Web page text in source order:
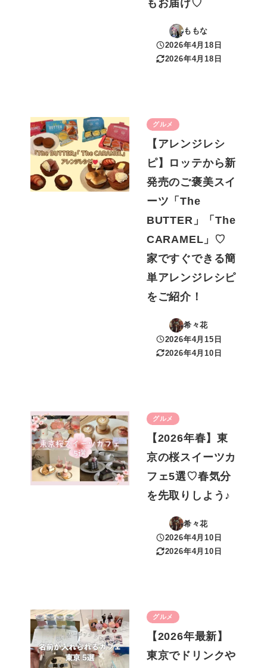
もお届け♡
ももな
投稿日
2026年4月18日
更新日
2026年4月18日
グルメ
【アレンジレシ
ピ】ロッテから新
発売のご褒美スイ
ーツ「The
BUTTER」「The
CARAMEL」♡
家ですぐできる簡
単アレンジレシピ
をご紹介！
希々花
投稿日
2026年4月15日
更新日
2026年4月10日
グルメ
【2026年春】東
京の桜スイーツカ
フェ5選♡春気分
を先取りしよう♪
希々花
投稿日
2026年4月10日
更新日
2026年4月10日
グルメ
【2026年最新】
東京でドリンクや